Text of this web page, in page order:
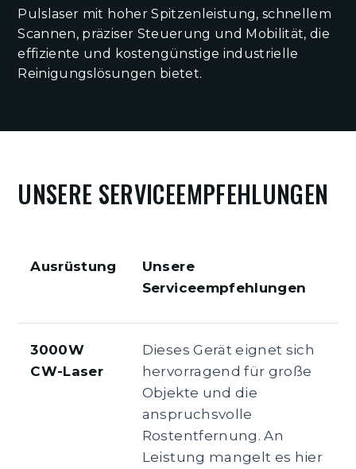
Pulslaser mit hoher Spitzenleistung, schnellem
Scannen, präziser Steuerung und Mobilität, die
effiziente und kostengünstige industrielle
Reinigungslösungen bietet.
UNSERE SERVICEEMPFEHLUNGEN
Ausrüstung
Unsere
Serviceempfehlungen
3000W
CW-Laser
Dieses Gerät eignet sich
hervorragend für große
Objekte und die
anspruchsvolle
Rostentfernung. An
Leistung mangelt es hier